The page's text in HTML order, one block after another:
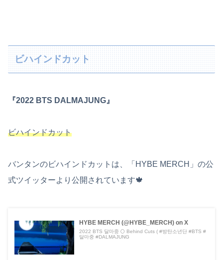
ビハインドカット
『2022 BTS DALMAJUNG』
ビハインドカット
バンタンのビハインドカットは、「HYBE MERCH」の公
式ツイッターより公開されています🍁
HYBE MERCH (@HYBE_MERCH) on X
2022 BTS 달마중 🌕 Behind Cuts ( #방탄소년단 #BTS #
달마중 #DALMAJUNG